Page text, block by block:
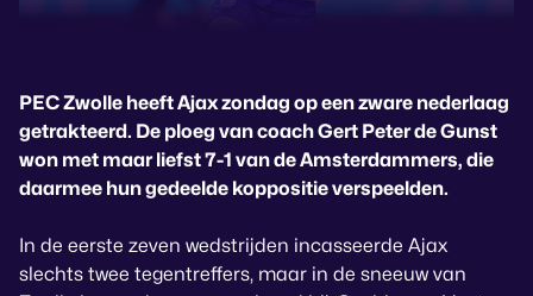
PEC Zwolle heeft Ajax zondag op een zware nederlaag
getrakteerd. De ploeg van coach Gert Peter de Gunst
won met maar liefst 7-1 van de Amsterdammers, die
daarmee hun gedeelde koppositie verspeelden.
In de eerste zeven wedstrijden incasseerde Ajax
slechts twee tegentreffers, maar in de sneeuw van